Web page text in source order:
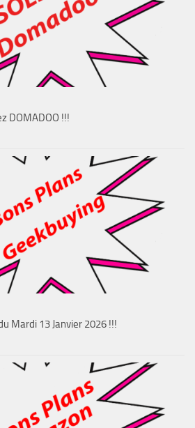
DOMADOO !!!
Mardi 13 Janvier 2026 !!!